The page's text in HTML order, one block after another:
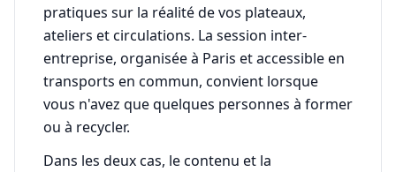
pratiques sur la réalité de vos plateaux,
ateliers et circulations. La session inter-
entreprise, organisée à Paris et accessible en
transports en commun, convient lorsque
vous n'avez que quelques personnes à former
ou à recycler.
Dans les deux cas, le contenu et la